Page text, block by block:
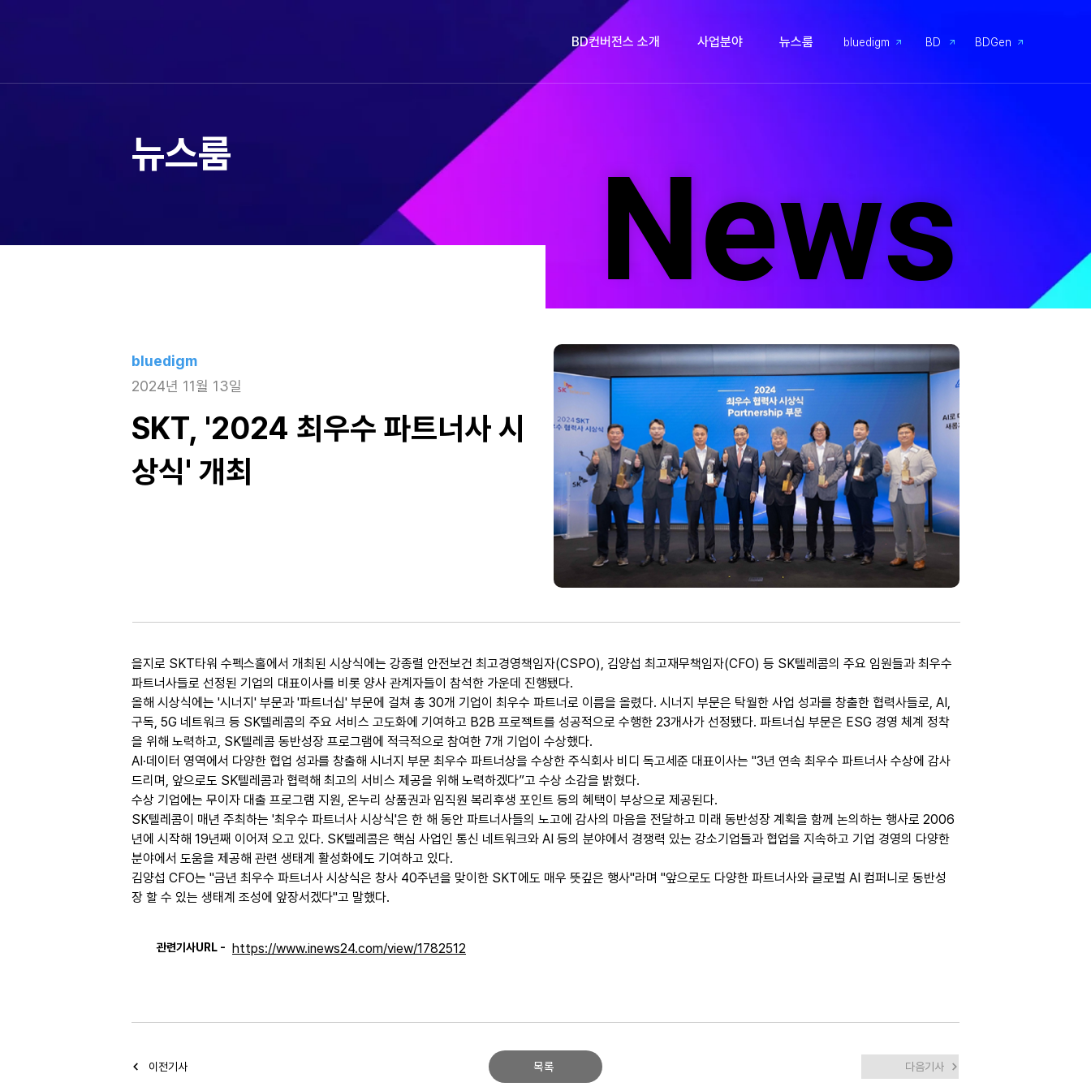
BD컨버전스 소개 사업분야 뉴스룸 bluedigm BD BDGen
뉴스룸 News
News
bluedigm
2024년 11월 13일
SKT, '2024 최우수 파트너사 시
상식' 개최
을지로 SKT타워 수펙스홀에서 개최된 시상식에는 강종렬 안전보건 최고경영책임자(CSPO), 김양섭 최고재무책임자(CFO) 등 SK텔레콤의 주요 임원들과 최우수
파트너사들로 선정된 기업의 대표이사를 비롯 양사 관계자들이 참석한 가운데 진행됐다.
올해 시상식에는 '시너지' 부문과 '파트너십' 부문에 걸쳐 총 30개 기업이 최우수 파트너로 이름을 올렸다. 시너지 부문은 탁월한 사업 성과를 창출한 협력사들로, AI,
구독, 5G 네트워크 등 SK텔레콤의 주요 서비스 고도화에 기여하고 B2B 프로젝트를 성공적으로 수행한 23개사가 선정됐다. 파트너십 부문은 ESG 경영 체계 정착
을 위해 노력하고, SK텔레콤 동반성장 프로그램에 적극적으로 참여한 7개 기업이 수상했다.
AI·데이터 영역에서 다양한 협업 성과를 창출해 시너지 부문 최우수 파트너상을 수상한 주식회사 비디 독고세준 대표이사는 "3년 연속 최우수 파트너사 수상에 감사
드리며, 앞으로도 SK텔레콤과 협력해 최고의 서비스 제공을 위해 노력하겠다”고 수상 소감을 밝혔다.
수상 기업에는 무이자 대출 프로그램 지원, 온누리 상품권과 임직원 복리후생 포인트 등의 혜택이 부상으로 제공된다.
SK텔레콤이 매년 주최하는 '최우수 파트너사 시상식'은 한 해 동안 파트너사들의 노고에 감사의 마음을 전달하고 미래 동반성장 계획을 함께 논의하는 행사로 2006
년에 시작해 19년째 이어져 오고 있다. SK텔레콤은 핵심 사업인 통신 네트워크와 AI 등의 분야에서 경쟁력 있는 강소기업들과 협업을 지속하고 기업 경영의 다양한
분야에서 도움을 제공해 관련 생태계 활성화에도 기여하고 있다.
김양섭 CFO는 "금년 최우수 파트너사 시상식은 창사 40주년을 맞이한 SKT에도 매우 뜻깊은 행사"라며 "앞으로도 다양한 파트너사와 글로벌 AI 컴퍼니로 동반성
장 할 수 있는 생태계 조성에 앞장서겠다"고 말했다.
관련기사URL - https://www.inews24.com/view/1782512
이전기사 목록 다음기사